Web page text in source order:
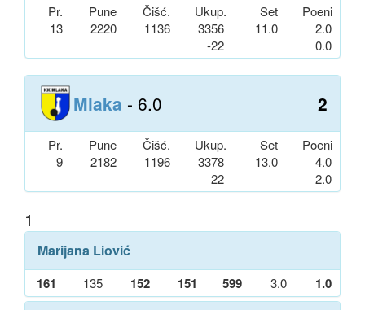
Pr. Pune Čišć. Ukup. Set
Poeni
13
2220 1136
3356
-22
11.0
2.0
0.0
Mlaka - 6.0 2
Pr. Pune Čišć. Ukup. Set
Poeni
9
2182 1196
3378
22
13.0
4.0
2.0
1
Marijana Liović
161 135 152 151 599 3.0 1.0